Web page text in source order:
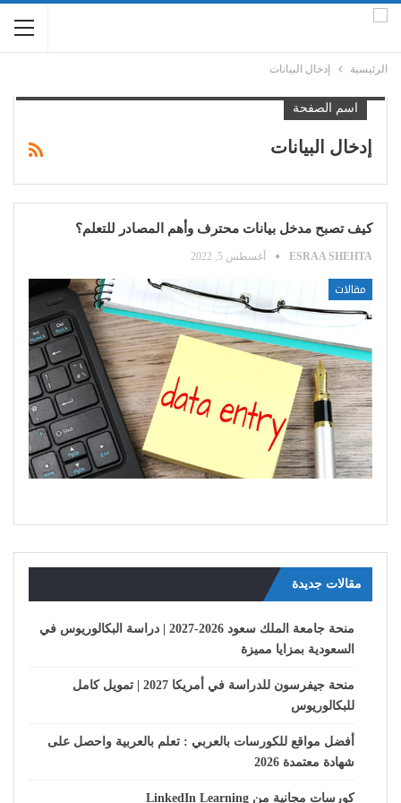
الرئيسية إدخال البيانات
اسم الصفحة
إدخال البيانات
كيف تصبح مدخل بيانات محترف وأهم المصادر للتعلم؟
ESRAA SHEHTA أغسطس 5, 2022
مقالات
مقالات جديدة
منحة جامعة الملك سعود 2026-2027 | دراسة البكالوريوس في
السعودية بمزايا مميزة
منحة جيفرسون للدراسة في أمريكا 2027 | تمويل كامل
للبكالوريوس
أفضل مواقع للكورسات بالعربي : تعلم بالعربية واحصل على
شهادة معتمدة 2026
كورسات مجانية من LinkedIn Learning